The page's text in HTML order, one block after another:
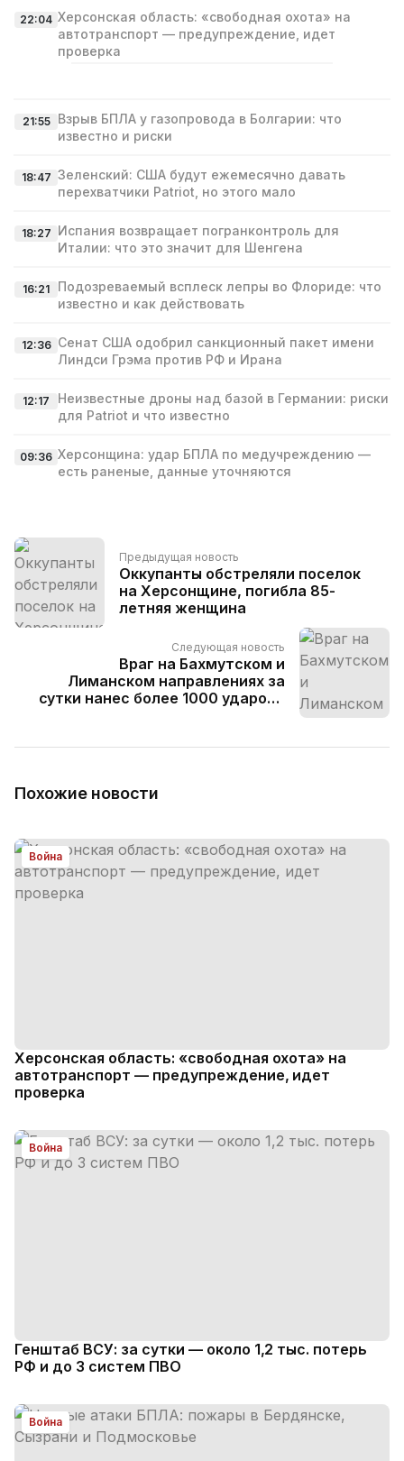
22:04 Херсонская область: «свободная охота» на
автотранспорт — предупреждение, идет
проверка
21:55
Взрыв БПЛА у газопровода в Болгарии: что
известно и риски
18:47 Зеленский: США будут ежемесячно давать
перехватчики Patriot, но этого мало
18:27 Испания возвращает погранконтроль для
Италии: что это значит для Шенгена
16:21
Подозреваемый всплеск лепры во Флориде: что
известно и как действовать
12:36 Сенат США одобрил санкционный пакет имени
Линдси Грэма против РФ и Ирана
12:17
Неизвестные дроны над базой в Германии: риски
для Patriot и что известно
09:36 Херсонщина: удар БПЛА по медучреждению —
есть раненые, данные уточняются
Предыдущая новость
Оккупанты обстреляли поселок
на Херсонщине, погибла 85-
летняя женщина
Следующая новость
Враг на Бахмутском и
Лиманском направлениях за
сутки нанес более 1000 ударов -
Похожие новости
Война
Херсонская область: «свободная охота» на
автотранспорт — предупреждение, идет
проверка
Война
Генштаб ВСУ: за сутки — около 1,2 тыс. потерь
РФ и до 3 систем ПВО
Война